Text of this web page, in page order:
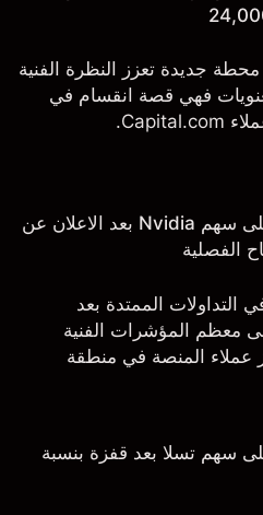
محطة جديدة تعزز النظرة الفنية
فهي قصة انقسام في
التداول على سهم Nvidia بعد الاعلان عن
الفصلية
بأكثر من 3% في التداولات الممتدة بعد
معظم المؤشرات الفنية
عملاء المنصة في منطقة
سهم تسلا بعد قفزة بنسبة